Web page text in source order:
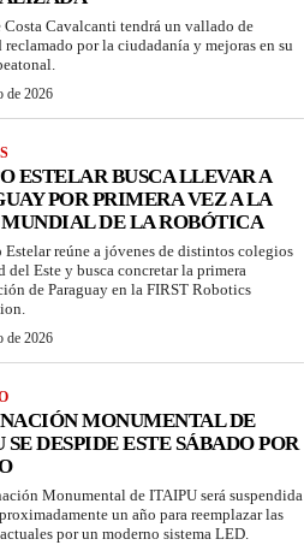
Costa Cavalcanti tendrá un vallado de
reclamado por la ciudadanía y mejoras en su
de 2026
ESTELAR BUSCA LLEVAR A
POR PRIMERA VEZ A LA
DE LA ROBÓTICA
reúne a jóvenes de distintos colegios
del Este y busca concretar la primera
de Paraguay en la FIRST Robotics
de 2026
MONUMENTAL DE
DESPIDE ESTE SÁBADO POR
Monumental de ITAIPU será suspendida
un año para reemplazar las
por un moderno sistema LED.